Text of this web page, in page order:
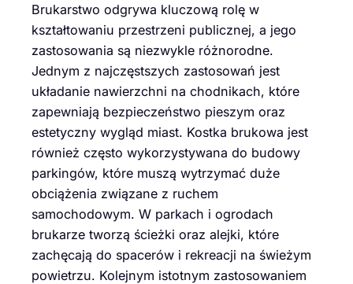
Brukarstwo odgrywa kluczową rolę w
kształtowaniu przestrzeni publicznej, a jego
zastosowania są niezwykle różnorodne.
Jednym z najczęstszych zastosowań jest
układanie nawierzchni na chodnikach, które
zapewniają bezpieczeństwo pieszym oraz
estetyczny wygląd miast. Kostka brukowa jest
również często wykorzystywana do budowy
parkingów, które muszą wytrzymać duże
obciążenia związane z ruchem
samochodowym. W parkach i ogrodach
brukarze tworzą ścieżki oraz alejki, które
zachęcają do spacerów i rekreacji na świeżym
powietrzu. Kolejnym istotnym zastosowaniem